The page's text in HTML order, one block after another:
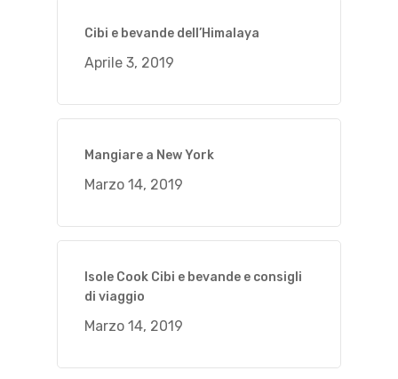
Cibi e bevande dell’Himalaya
Aprile 3, 2019
Mangiare a New York
Marzo 14, 2019
Isole Cook Cibi e bevande e consigli
di viaggio
Marzo 14, 2019